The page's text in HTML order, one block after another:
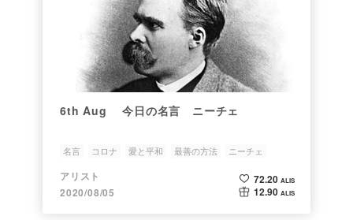
6th Aug 今日の名言 ニーチェ
名言 コロナ 愛と平和 最善の方法 ニーチェ
アリスト
2020/08/05
72.20 ALIS
12.90 ALIS